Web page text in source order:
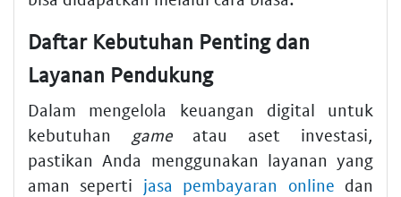
Daftar Kebutuhan Penting dan
Layanan Pendukung
Dalam mengelola keuangan digital untuk
kebutuhan gameatau aset investasi,
pastikan Anda menggunakan layanan yang
aman seperti jasa pembayaran online dan